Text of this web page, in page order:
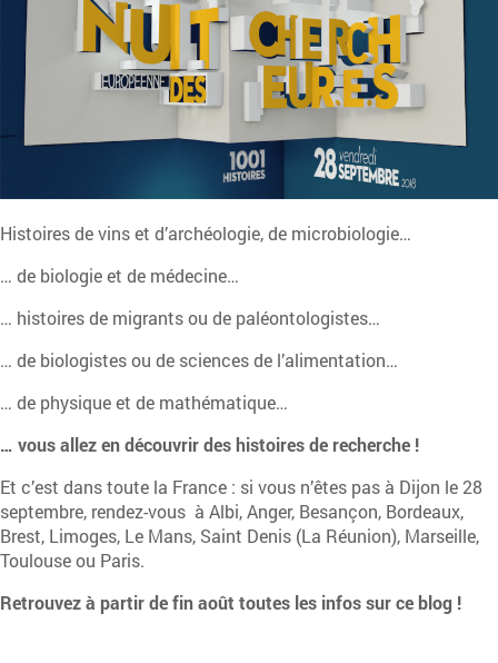
Histoires de vins et d’archéologie, de microbiologie…
… de biologie et de médecine…
… histoires de migrants ou de paléontologistes…
… de biologistes ou de sciences de l’alimentation…
… de physique et de mathématique…
… vous allez en découvrir des histoires de recherche !
Et c’est dans toute la France : si vous n’êtes pas à Dijon le 28
septembre, rendez-vous à Albi, Anger, Besançon, Bordeaux,
Brest, Limoges, Le Mans, Saint Denis (La Réunion), Marseille,
Toulouse ou Paris.
Retrouvez à partir de fin août toutes les infos sur ce blog !